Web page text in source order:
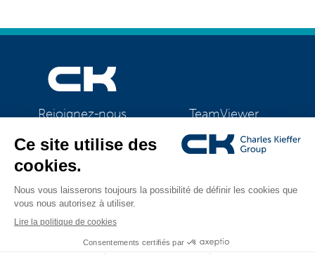
Rejoignez-nous TeamViewer
CK Support Mac / PC
©2026 CK Group
Tous droits réservés|Mentions légales
Politique de cookies|Gestion des cookies